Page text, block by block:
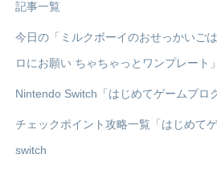
記事一覧
今日の「ミルクボーイのおせっかいご
ロにお願い ちゃちゃっとワンプレート
Nintendo Switch「はじめてゲームプロ
チェックポイント攻略一覧「はじめて
switch